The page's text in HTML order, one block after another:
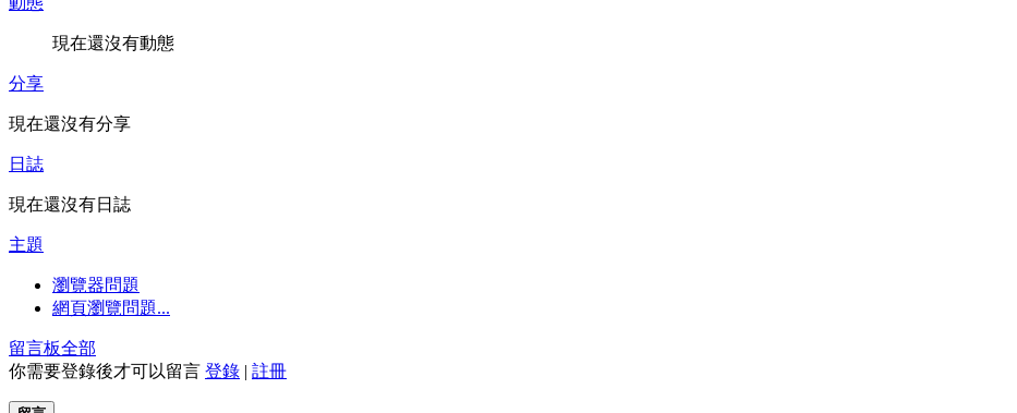
現在還沒有動態
分享
現在還沒有分享
日誌
現在還沒有日誌
主題
瀏覽器問題
網頁瀏覽問題...
留言板全部
你需要登錄後才可以留言 登錄 | 註冊